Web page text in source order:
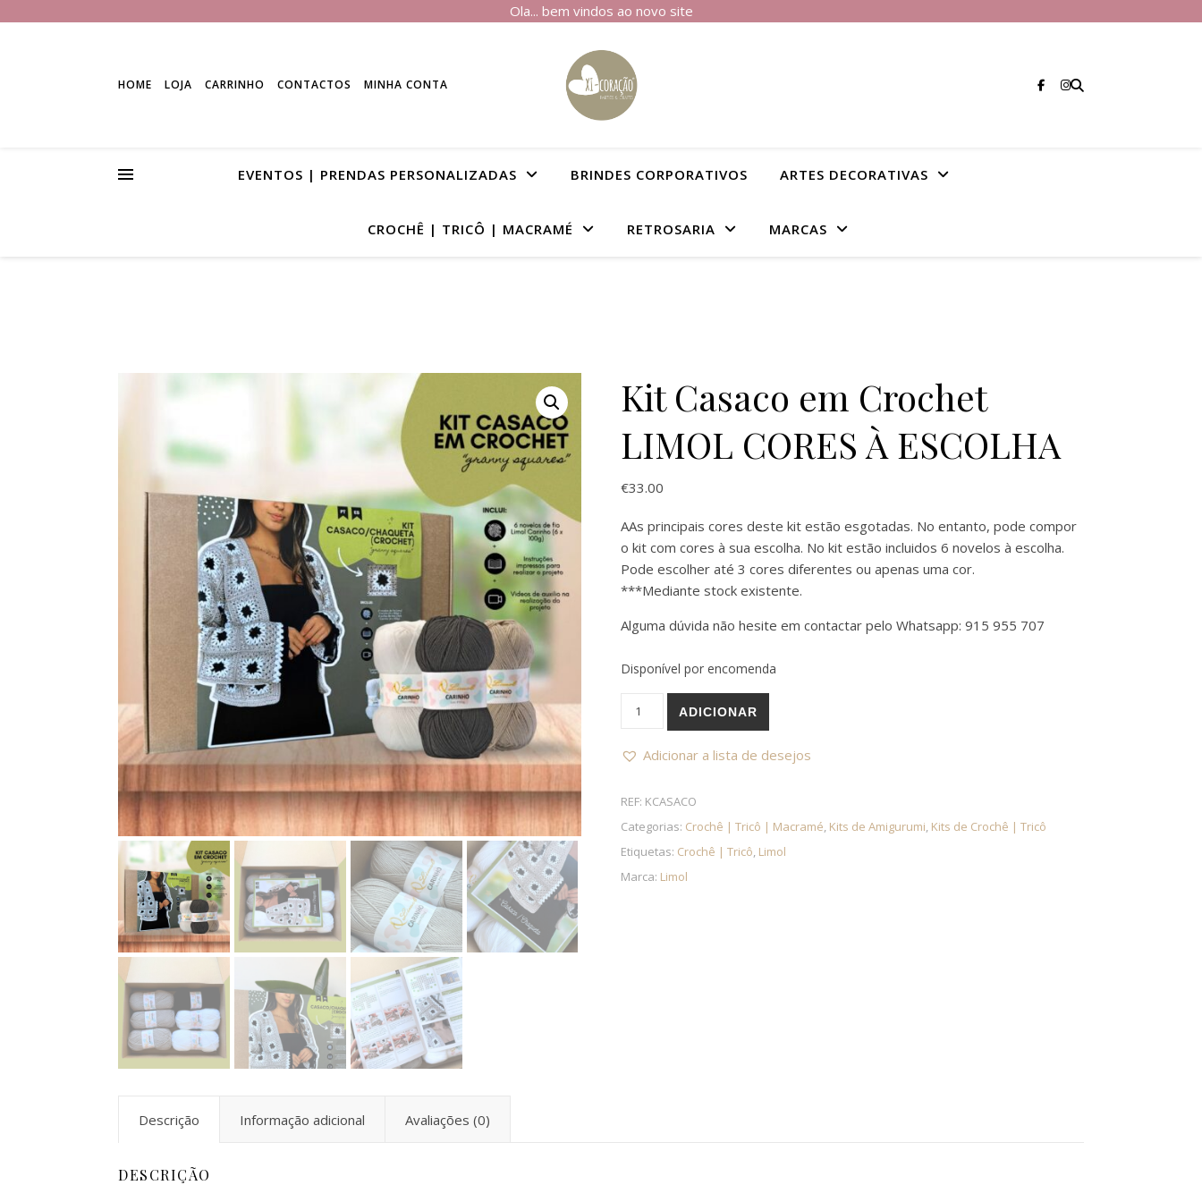
Ola... bem vindos ao novo site
HOME LOJA CARRINHO CONTACTOS MINHA CONTA
EVENTOS | PRENDAS PERSONALIZADAS BRINDES CORPORATIVOS ARTES DECORATIVAS
CROCHÊ | TRICÔ | MACRAMÉ RETROSARIA MARCAS
Kit Casaco em Crochet
LIMOL CORES À ESCOLHA
€33.00
AAs principais cores deste kit estão esgotadas. No entanto, pode compor
o kit com cores à sua escolha. No kit estão incluidos 6 novelos à escolha.
Pode escolher até 3 cores diferentes ou apenas uma cor.
***Mediante stock existente.
Alguma dúvida não hesite em contactar pelo Whatsapp: 915 955 707
Disponível por encomenda
Quantidade de Kit Casaco em Crochet LIMOL CORES À ESCOLHA
ADICIONAR
Adicionar a lista de desejos
REF: KCASACO
Categorias: Crochê | Tricô | Macramé, Kits de Amigurumi, Kits de Crochê | Tricô
Etiquetas: Crochê | Tricô, Limol
Marca: Limol
Descrição Informação adicional Avaliações (0)
DESCRIÇÃO